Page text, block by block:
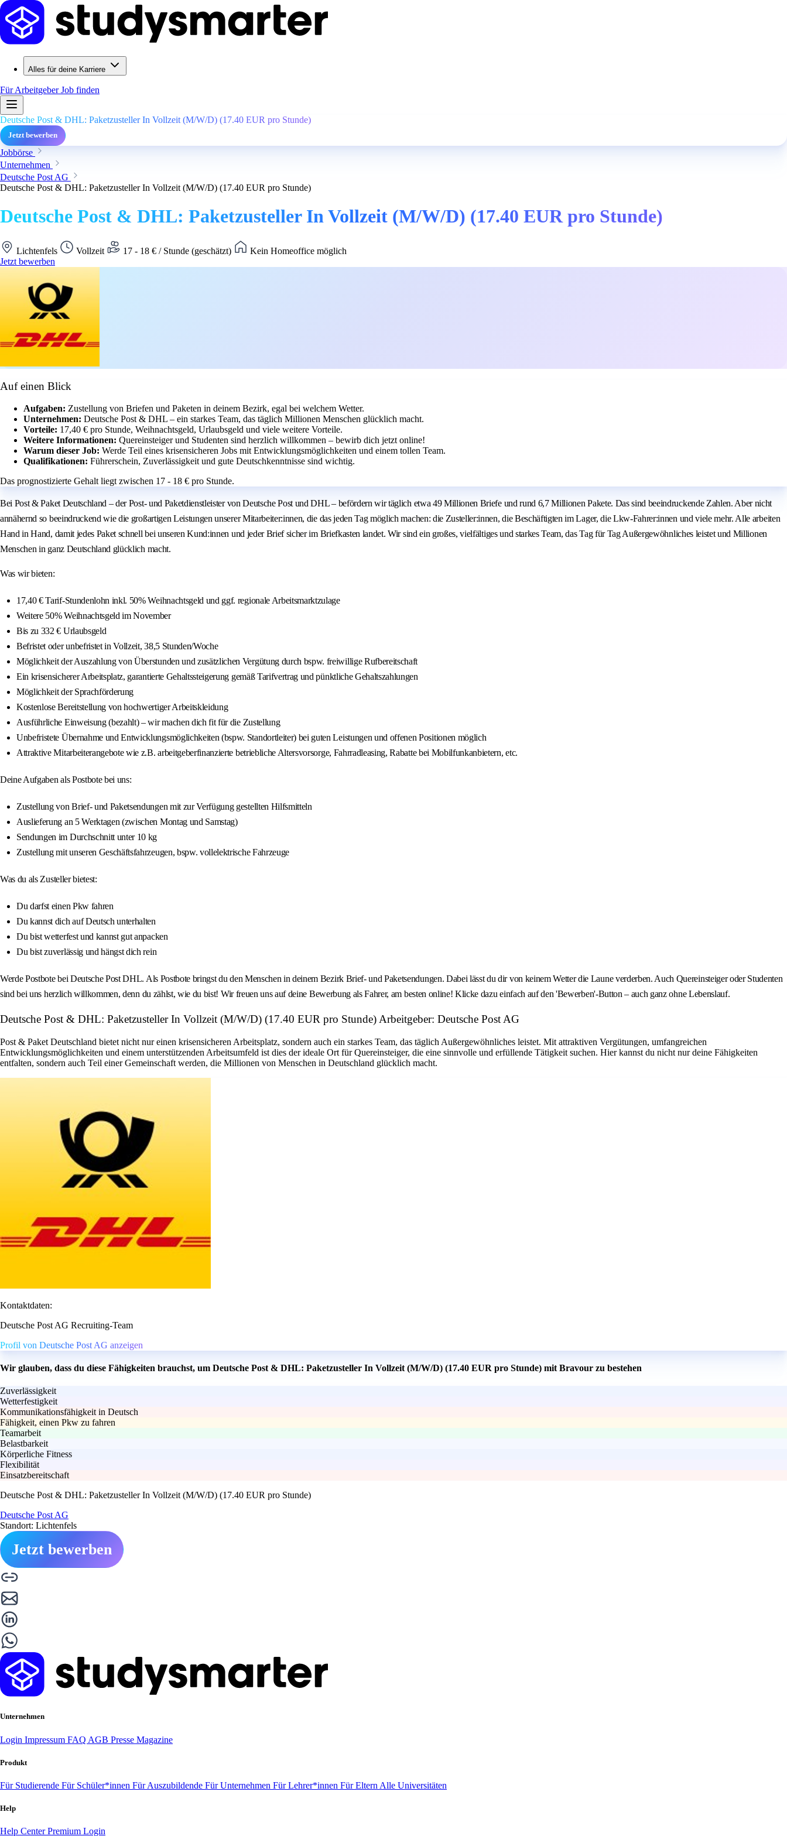
Alles für deine Karriere
Für ArbeitgeberJob finden
Deutsche Post & DHL: Paketzusteller In Vollzeit (M/W/D) (17.40 EUR pro Stunde)
Jetzt bewerben
Jobbörse
Unternehmen
Deutsche Post AG
Deutsche Post & DHL: Paketzusteller In Vollzeit (M/W/D) (17.40 EUR pro Stunde)
Deutsche Post & DHL: Paketzusteller In Vollzeit (M/W/D) (17.40 EUR pro Stunde)
Lichtenfels Vollzeit 17 - 18 € / Stunde (geschätzt)
Kein Homeoffice möglich
Jetzt bewerben
Auf einen Blick
Aufgaben: Zustellung von Briefen und Paketen in deinem Bezirk, egal bei welchem Wetter.
Unternehmen: Deutsche Post & DHL – ein starkes Team, das täglich Millionen Menschen glücklich macht.
Vorteile: 17,40 € pro Stunde, Weihnachtsgeld, Urlaubsgeld und viele weitere Vorteile.
Weitere Informationen: Quereinsteiger und Studenten sind herzlich willkommen – bewirb dich jetzt online!
Warum dieser Job: Werde Teil eines krisensicheren Jobs mit Entwicklungsmöglichkeiten und einem tollen Team.
Qualifikationen: Führerschein, Zuverlässigkeit und gute Deutschkenntnisse sind wichtig.
Das prognostizierte Gehalt liegt zwischen 17 - 18 € pro Stunde.
Bei Post & Paket Deutschland – der Post- und Paketdienstleister von Deutsche Post und DHL – befördern wir täglich etwa 49 Millionen Briefe und rund 6,7 Millionen Pakete. Das sind beeindruckende Zahlen. Aber nicht
annähernd so beeindruckend wie die großartigen Leistungen unserer Mitarbeiter:innen, die das jeden Tag möglich machen: die Zusteller:innen, die Beschäftigten im Lager, die Lkw-Fahrer:innen und viele mehr. Alle arbeiten
Hand in Hand, damit jedes Paket schnell bei unseren Kund:innen und jeder Brief sicher im Briefkasten landet. Wir sind ein großes, vielfältiges und starkes Team, das Tag für Tag Außergewöhnliches leistet und Millionen
Menschen in ganz Deutschland glücklich macht.
Was wir bieten:
17,40 € Tarif-Stundenlohn inkl. 50% Weihnachtsgeld und ggf. regionale Arbeitsmarktzulage
Weitere 50% Weihnachtsgeld im November
Bis zu 332 € Urlaubsgeld
Befristet oder unbefristet in Vollzeit, 38,5 Stunden/Woche
Möglichkeit der Auszahlung von Überstunden und zusätzlichen Vergütung durch bspw. freiwillige Rufbereitschaft
Ein krisensicherer Arbeitsplatz, garantierte Gehaltssteigerung gemäß Tarifvertrag und pünktliche Gehaltszahlungen
Möglichkeit der Sprachförderung
Kostenlose Bereitstellung von hochwertiger Arbeitskleidung
Ausführliche Einweisung (bezahlt) – wir machen dich fit für die Zustellung
Unbefristete Übernahme und Entwicklungsmöglichkeiten (bspw. Standortleiter) bei guten Leistungen und offenen Positionen möglich
Attraktive Mitarbeiterangebote wie z.B. arbeitgeberfinanzierte betriebliche Altersvorsorge, Fahrradleasing, Rabatte bei Mobilfunkanbietern, etc.
Deine Aufgaben als Postbote bei uns:
Zustellung von Brief- und Paketsendungen mit zur Verfügung gestellten Hilfsmitteln
Auslieferung an 5 Werktagen (zwischen Montag und Samstag)
Sendungen im Durchschnitt unter 10 kg
Zustellung mit unseren Geschäftsfahrzeugen, bspw. vollelektrische Fahrzeuge
Was du als Zusteller bietest:
Du darfst einen Pkw fahren
Du kannst dich auf Deutsch unterhalten
Du bist wetterfest und kannst gut anpacken
Du bist zuverlässig und hängst dich rein
Werde Postbote bei Deutsche Post DHL. Als Postbote bringst du den Menschen in deinem Bezirk Brief- und Paketsendungen. Dabei lässt du dir von keinem Wetter die Laune verderben. Auch Quereinsteiger oder Studenten
sind bei uns herzlich willkommen, denn du zählst, wie du bist! Wir freuen uns auf deine Bewerbung als Fahrer, am besten online! Klicke dazu einfach auf den 'Bewerben'-Button – auch ganz ohne Lebenslauf.
Deutsche Post & DHL: Paketzusteller In Vollzeit (M/W/D) (17.40 EUR pro Stunde) Arbeitgeber: Deutsche Post AG
Post & Paket Deutschland bietet nicht nur einen krisensicheren Arbeitsplatz, sondern auch ein starkes Team, das täglich Außergewöhnliches leistet. Mit attraktiven Vergütungen, umfangreichen
Entwicklungsmöglichkeiten und einem unterstützenden Arbeitsumfeld ist dies der ideale Ort für Quereinsteiger, die eine sinnvolle und erfüllende Tätigkeit suchen. Hier kannst du nicht nur deine Fähigkeiten
entfalten, sondern auch Teil einer Gemeinschaft werden, die Millionen von Menschen in Deutschland glücklich macht.
Kontaktdaten:
Deutsche Post AG Recruiting-Team
Profil von Deutsche Post AG anzeigen
Wir glauben, dass du diese Fähigkeiten brauchst, um Deutsche Post & DHL: Paketzusteller In Vollzeit (M/W/D) (17.40 EUR pro Stunde) mit Bravour zu bestehen
Zuverlässigkeit
Wetterfestigkeit
Kommunikationsfähigkeit in Deutsch
Fähigkeit, einen Pkw zu fahren
Teamarbeit
Belastbarkeit
Körperliche Fitness
Flexibilität
Einsatzbereitschaft
Deutsche Post & DHL: Paketzusteller In Vollzeit (M/W/D) (17.40 EUR pro Stunde)
Deutsche Post AG
Standort: Lichtenfels
Jetzt bewerben
Unternehmen
Login Impressum FAQ AGB Presse Magazine
Produkt
Für Studierende Für Schüler*innen Für Auszubildende Für Unternehmen Für Lehrer*innen Für Eltern Alle Universitäten
Help
Help CenterPremium Login